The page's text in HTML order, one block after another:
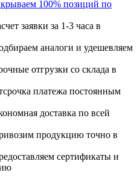
100% позиций по
заявки за 1-3 часа в
аналоги и удешевляем
отгрузки со склада в
платежа постоянным
доставка по всей
продукцию точно в
сертификаты и